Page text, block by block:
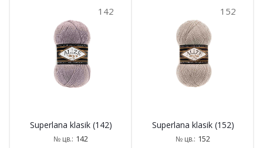
142
Superlana klasik (142)
№ цв.: 142
152
Superlana klasik (152)
№ цв.: 152